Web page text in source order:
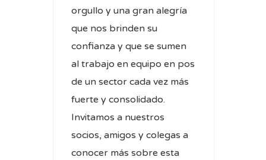
orgullo y una gran alegría
que nos brinden su
confianza y que se sumen
al trabajo en equipo en pos
de un sector cada vez más
fuerte y consolidado.
Invitamos a nuestros
socios, amigos y colegas a
conocer más sobre esta